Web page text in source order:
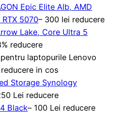
Epic Elite Alb, AMD
5070– 300 lei reducere
Lake, Core Ultra 5
reducere
laptopurile Lenovo
in cos
Storage Synology
Lei reducere
Black– 100 Lei reducere